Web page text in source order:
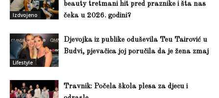
Izdvojeno
beauty tretmani hit pred praznike i šta nas
čeka u 2026. godini?
Lifestyle
Djevojka iz publike oduševila Teu Tairović u
Budvi, pjevačica joj poručila da je žena zmaj
Travnik: Počela škola plesa za djecu i